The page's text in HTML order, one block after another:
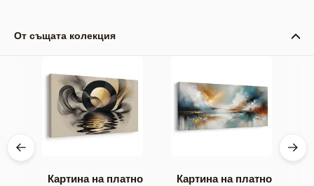
От същата колекция
Картина на платно
Картина на платно